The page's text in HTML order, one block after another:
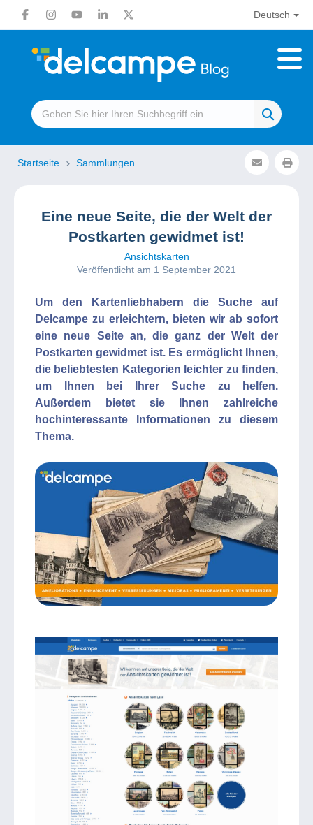
Deutsch
Startseite Sammlungen
Eine neue Seite, die der Welt der
Postkarten gewidmet ist!
Ansichtskarten
Veröffentlicht am 1 September 2021
Um den Kartenliebhabern die Suche auf
Delcampe zu erleichtern, bieten wir ab sofort
eine neue Seite an, die ganz der Welt der
Postkarten gewidmet ist. Es ermöglicht Ihnen,
die beliebtesten Kategorien leichter zu finden,
um Ihnen bei Ihrer Suche zu helfen.
Außerdem bietet sie Ihnen zahlreiche
hochinteressante Informationen zu diesem
Thema.